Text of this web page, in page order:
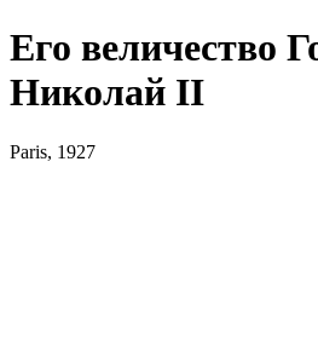
Его величество
Николай II
Paris, 1927